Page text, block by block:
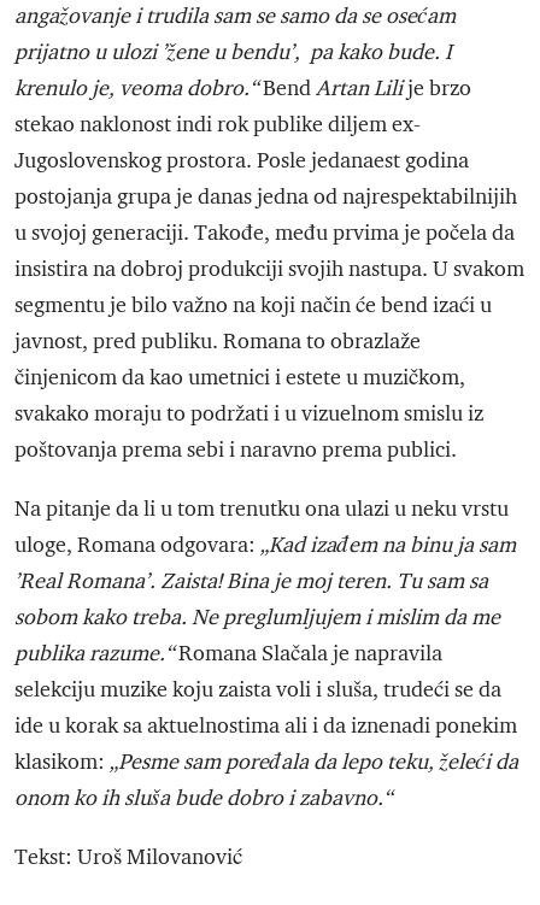
angažovanje i trudila sam se samo da se osećam
prijatno u ulozi ’žene u bendu’, pa kako bude. I
krenulo je, veoma dobro.“BendArtan Lilije brzo
stekao naklonost indi rok publike diljem ex-
Jugoslovenskog prostora. Posle jedanaest godina
postojanja grupa je danas jedna od najrespektabilnijih
u svojoj generaciji. Takođe, među prvima je počela da
insistira na dobroj produkciji svojih nastupa. U svakom
segmentu je bilo važno na koji način će bend izaći u
javnost, pred publiku. Romana to obrazlaže
činjenicom da kao umetnici i estete u muzičkom,
svakako moraju to podržati i u vizuelnom smislu iz
poštovanja prema sebi i naravno prema publici.
Na pitanje da li u tom trenutku ona ulazi u neku vrstu
uloge, Romana odgovara: „Kad izađem na binu ja sam
’Real Romana’. Zaista! Bina je moj teren. Tu sam sa
sobom kako treba. Ne preglumljujem i mislim da me
publika razume.“Romana Slačala je napravila
selekciju muzike koju zaista voli i sluša, trudeći se da
ide u korak sa aktuelnostima ali i da iznenadi ponekim
klasikom: „Pesme sam poređala da lepo teku, želeći da
onom ko ih sluša bude dobro i zabavno.“
Tekst: Uroš Milovanović